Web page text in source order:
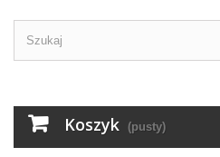
Koszyk (pusty)